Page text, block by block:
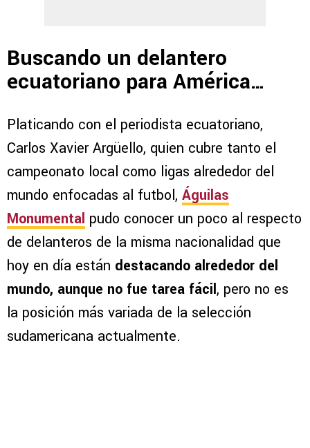
Buscando un delantero
ecuatoriano para América…
Platicando con el periodista ecuatoriano,
Carlos Xavier Argüello, quien cubre tanto el
campeonato local como ligas alrededor del
mundo enfocadas al futbol, Águilas
Monumental pudo conocer un poco al respecto
de delanteros de la misma nacionalidad que
hoy en día están destacando alrededor del
mundo, aunque no fue tarea fácil, pero no es
la posición más variada de la selección
sudamericana actualmente.